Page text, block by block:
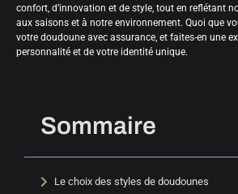
confort, d’innovation et de style, tout en reflétant
aux saisons et à notre environnement. Quoi que
votre doudoune avec assurance, et faites-en une
personnalité et de votre identité unique.
Sommaire
Le choix des styles de doudounes